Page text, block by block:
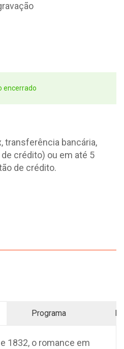
Programa
1832, o romance em
encerrado
transferência bancária,
crédito) ou em até 5
de crédito.